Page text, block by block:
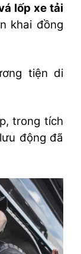
lốp xe tải
khai đồng
tiện di
trong tích
động đã